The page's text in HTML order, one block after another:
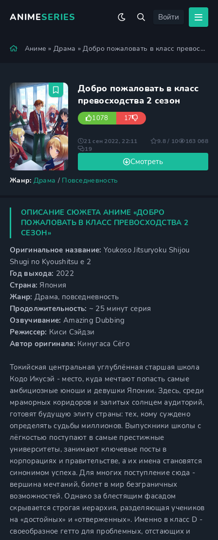
ANIMESERIES Войти
Аниме »Драма » Добро пожаловать в класс превосходства 2 сезон
Добро пожаловать в класс
превосходства 2 сезон
1078 17
Жанр: Драма / Повседневность
Смотреть
21 сен 2022, 22:11 9.8 / 10
163 068
19
ОПИСАНИЕ СЮЖЕТА АНИМЕ «ДОБРО
ПОЖАЛОВАТЬ В КЛАСС ПРЕВОСХОДСТВА 2
СЕЗОН»
Оригинальное название: Youkoso Jitsuryoku Shijou
Shugi no Kyoushitsu e 2
Год выхода: 2022
Страна: Япония
Жанр: Драма, повседневность
Продолжительность: ~ 25 минут серия
Озвучивание: Amazing Dubbing
Режиссер: Киси Сэйдзи
Автор оригинала: Кинугаса Сёго
Токийская центральная углублённая старшая школа
Кодо Икусэй - место, куда мечтают попасть самые
амбициозные юноши и девушки Японии. Здесь, среди
мраморных коридоров и залитых солнцем аудиторий,
готовят будущую элиту страны: тех, кому суждено
определять судьбы миллионов. Выпускники школы с
лёгкостью поступают в самые престижные
университеты, занимают ключевые посты в
корпорациях и правительстве, а их имена становятся
синонимом успеха. Для многих поступление сюда -
вершина мечтаний, билет в мир безграничных
возможностей. Однако за блестящим фасадом
скрывается строгая иерархия, разделяющая учеников
на «достойных» и «отверженных». Именно в класс D -
своеобразное гетто для проблемных, отстающих и